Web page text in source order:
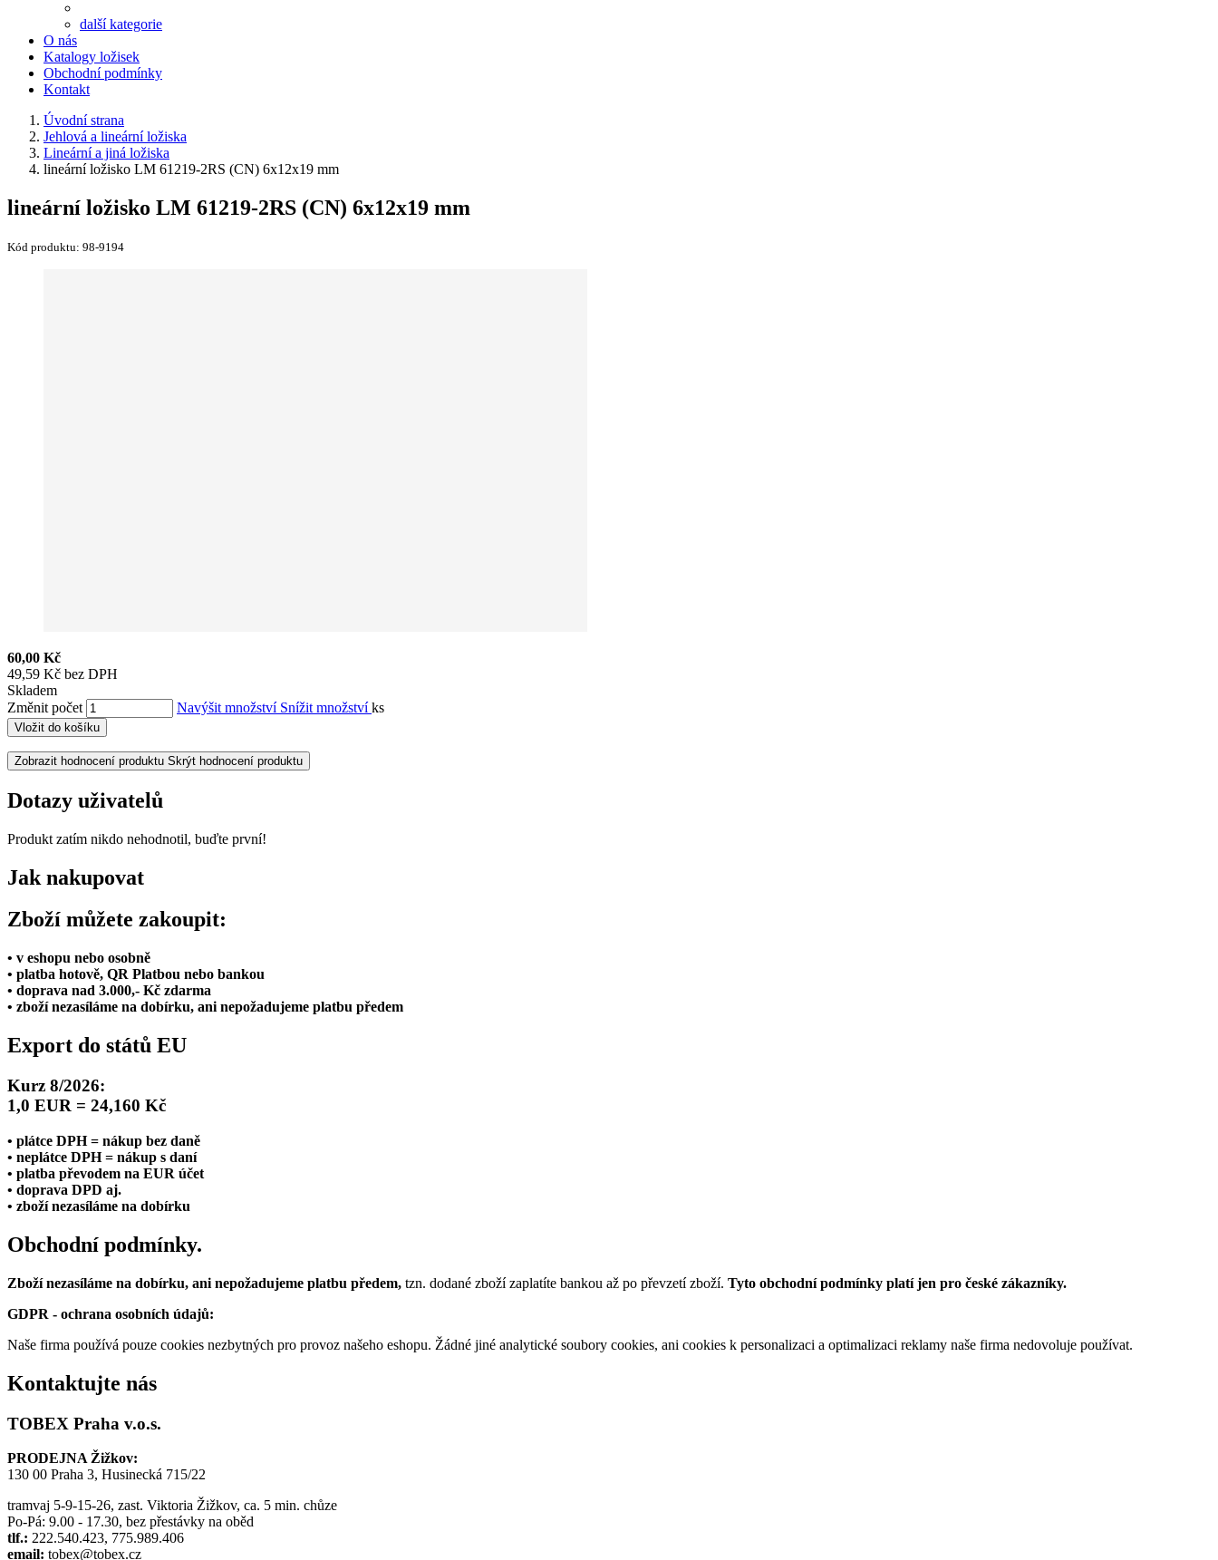
další kategorie
O nás
Katalogy ložisek
Obchodní podmínky
Kontakt
Úvodní strana
Jehlová a lineární ložiska
Lineární a jiná ložiska
lineární ložisko LM 61219-2RS (CN) 6x12x19 mm
lineární ložisko LM 61219-2RS (CN) 6x12x19 mm
Kód produktu: 98-9194
60,00 Kč
49,59 Kč bez DPH
Skladem
Změnit počet
Navýšit množství Snížit množstvíks
Vložit do košíku
Zobrazit hodnocení produktu Skrýt hodnocení produktu
Dotazy uživatelů
Produkt zatím nikdo nehodnotil, buďte první!
Jak nakupovat
Zboží můžete zakoupit:
• v eshopu nebo osobně
• platba hotově, QR Platbou nebo bankou
• doprava nad 3.000,- Kč zdarma
• zboží nezasíláme na dobírku, ani nepožadujeme platbu předem
Export do států EU
Kurz 8/2026:
1,0 EUR = 24,160 Kč
• plátce DPH = nákup bez daně
• neplátce DPH = nákup s daní
• platba převodem na EUR účet
• doprava DPD aj.
• zboží nezasíláme na dobírku
Obchodní podmínky.
Zboží nezasíláme na dobírku, ani nepožadujeme platbu předem, tzn. dodané zboží zaplatíte bankou až po převzetí zboží. Tyto obchodní podmínky platí jen pro české zákazníky.
GDPR - ochrana osobních údajů:
Naše firma používá pouze cookies nezbytných pro provoz našeho eshopu. Žádné jiné analytické soubory cookies, ani cookies k personalizaci a optimalizaci reklamy naše firma nedovoluje používat.
Kontaktujte nás
TOBEX Praha v.o.s.
PRODEJNA Žižkov:
130 00 Praha 3, Husinecká 715/22
tramvaj 5-9-15-26, zast. Viktoria Žižkov, ca. 5 min. chůze
Po-Pá: 9.00 - 17.30, bez přestávky na oběd
tlf.: 222.540.423, 775.989.406
email: tobex@tobex.cz